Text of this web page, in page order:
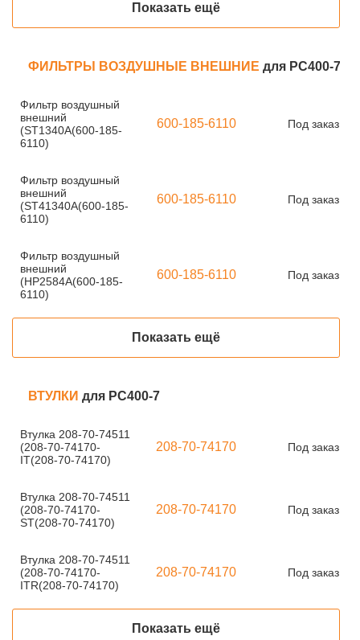
Показать ещё
ФИЛЬТРЫ ВОЗДУШНЫЕ ВНЕШНИЕ для PC400-7
Фильтр воздушный
внешний
(ST1340A(600-185-
6110)
600-185-6110 Под заказ
Фильтр воздушный
внешний
(ST41340A(600-185-
6110)
600-185-6110 Под заказ
Фильтр воздушный
внешний
(HP2584A(600-185-
6110)
600-185-6110 Под заказ
Показать ещё
ВТУЛКИ для PC400-7
Втулка 208-70-74511
(208-70-74170-
IT(208-70-74170)
208-70-74170 Под заказ
Втулка 208-70-74511
(208-70-74170-
ST(208-70-74170)
208-70-74170 Под заказ
Втулка 208-70-74511
(208-70-74170-
ITR(208-70-74170)
208-70-74170 Под заказ
Показать ещё